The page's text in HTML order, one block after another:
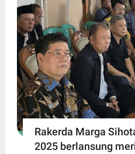
Rakerda Marga
2025 berlansung